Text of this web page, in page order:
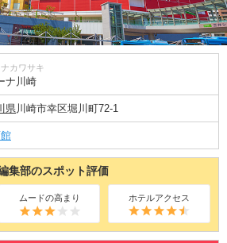
カワサキ
ナ川崎
県 川崎市幸区堀川町72-1
集部のスポット評価
ムードの高まり ホテルアクセス